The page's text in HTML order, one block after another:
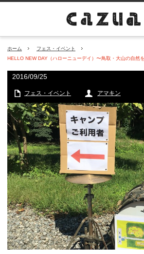
ホーム
フェス・イベント
HELLO NEW DAY（ハローニューデイ）〜鳥取・大山の自然
2016/09/25
フェス・イベント アマキン